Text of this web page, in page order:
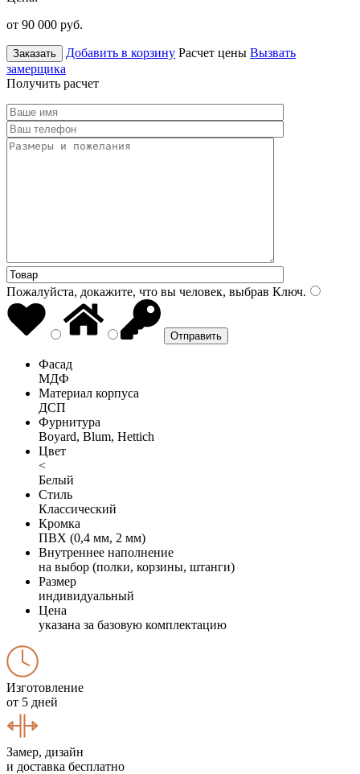
от 90 000 руб.
Заказать Добавить в корзину Расчет цены Вызвать
замерщика
Получить расчет
Пожалуйста, докажите, что вы человек, выбрав Ключ.
Фасад
МДФ
Материал корпуса
ДСП
Фурнитура
Boyard, Blum, Hettich
Цвет
<
Белый
Стиль
Классический
Кромка
ПВХ (0,4 мм, 2 мм)
Внутреннее наполнение
на выбор (полки, корзины, штанги)
Размер
индивидуальный
Цена
указана за базовую комплектацию
Изготовление
от 5 дней
Замер, дизайн
и доставка бесплатно